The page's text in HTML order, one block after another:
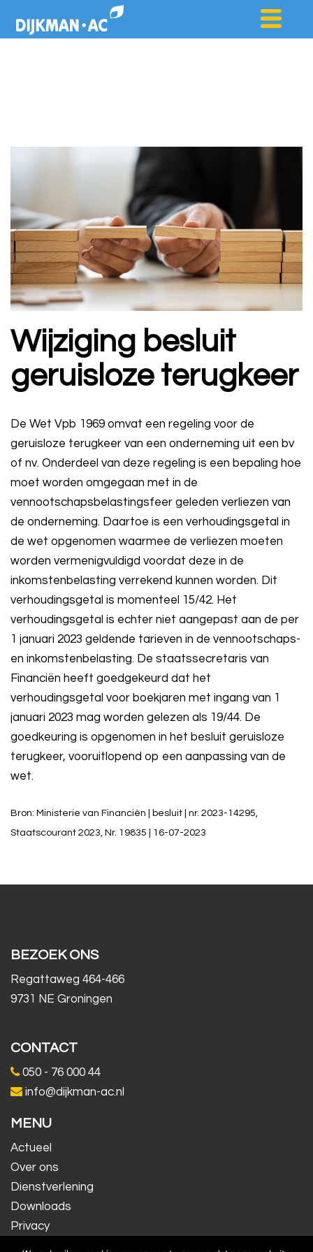
Wijziging besluit
geruisloze terugkeer
De Wet Vpb 1969 omvat een regeling voor de
geruisloze terugkeer van een onderneming uit een bv
of nv. Onderdeel van deze regeling is een bepaling hoe
moet worden omgegaan met in de
vennootschapsbelastingsfeer geleden verliezen van
de onderneming. Daartoe is een verhoudingsgetal in
de wet opgenomen waarmee de verliezen moeten
worden vermenigvuldigd voordat deze in de
inkomstenbelasting verrekend kunnen worden. Dit
verhoudingsgetal is momenteel 15/42. Het
verhoudingsgetal is echter niet aangepast aan de per
1 januari 2023 geldende tarieven in de vennootschaps-
en inkomstenbelasting. De staatssecretaris van
Financiën heeft goedgekeurd dat het
verhoudingsgetal voor boekjaren met ingang van 1
januari 2023 mag worden gelezen als 19/44. De
goedkeuring is opgenomen in het besluit geruisloze
terugkeer, vooruitlopend op een aanpassing van de
wet.
Bron: Ministerie van Financiën | besluit | nr. 2023-14295,
Staatscourant 2023, Nr. 19835 | 16-07-2023
BEZOEK ONS
Regattaweg 464-466
9731 NE Groningen
CONTACT
050 - 76 000 44
info@dijkman-ac.nl
MENU
Actueel
Over ons
Dienstverlening
Downloads
Privacy